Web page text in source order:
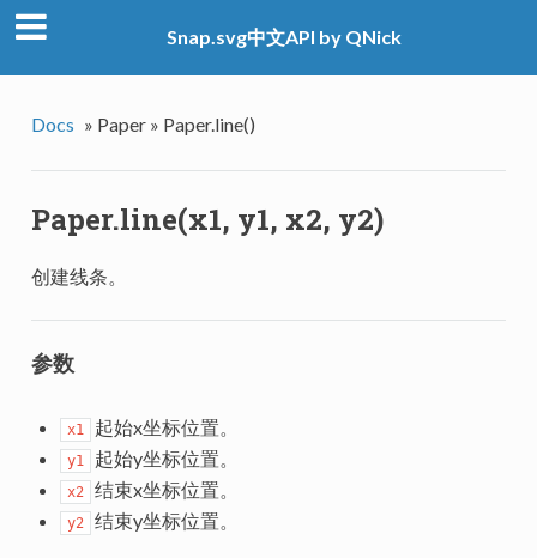
Snap.svg中文API by QNick
Docs » Paper » Paper.line()
Paper.line(x1, y1, x2, y2)
创建线条。
参数
x1 起始x坐标位置。
y1 起始y坐标位置。
x2 结束x坐标位置。
y2 结束y坐标位置。